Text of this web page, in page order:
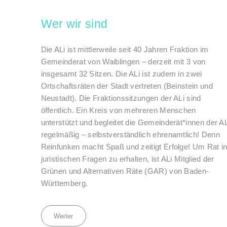
Wer wir sind
Die ALi ist mittlerweile seit 40 Jahren Fraktion im
Gemeinderat von Waiblingen – derzeit mit 3 von
insgesamt 32 Sitzen. Die ALi ist zudem in zwei
Ortschaftsräten der Stadt vertreten (Beinstein und
Neustadt). Die Fraktionssitzungen der ALi sind
öffentlich. Ein Kreis von mehreren Menschen
unterstützt und begleitet die Gemeinderät*innen der
regelmäßig – selbstverständlich ehrenamtlich! Denn
Reinfunken macht Spaß und zeitigt Erfolge! Um Rat in
juristischen Fragen zu erhalten, ist ALi Mitglied der
Grünen und Alternativen Räte (GAR) von Baden-
Württemberg.
Weiter